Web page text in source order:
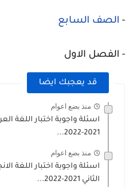
- الصف السابع
- الفصل الاول
قد يعجبك ايضا
منذ بضع اعوام
اسئلة واجوبة اختبار اللغة
2021-2022...
منذ بضع اعوام
اسئلة واجوبة اختبار اللغة
الثاني 2021-2022...